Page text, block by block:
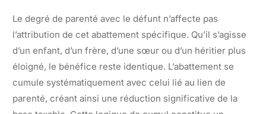
Le degré de parenté avec le défunt n’affecte pas
l’attribution de cet abattement spécifique. Qu’il s’agisse
d’un enfant, d’un frère, d’une sœur ou d’un héritier plus
éloigné, le bénéfice reste identique. L’abattement se
cumule systématiquement avec celui lié au lien de
parenté, créant ainsi une réduction significative de la